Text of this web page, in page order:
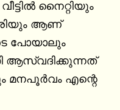
നൈറ്റിയും
ആണ്
പോയാലും
ആസ്വദിക്കുന്നത്
മനപൂർവം എന്റെ